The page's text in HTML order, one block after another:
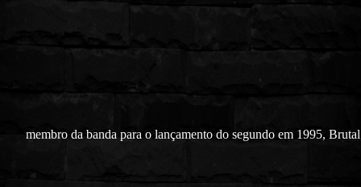
membro da banda para o lançamento do segundo em 1995, Brutal